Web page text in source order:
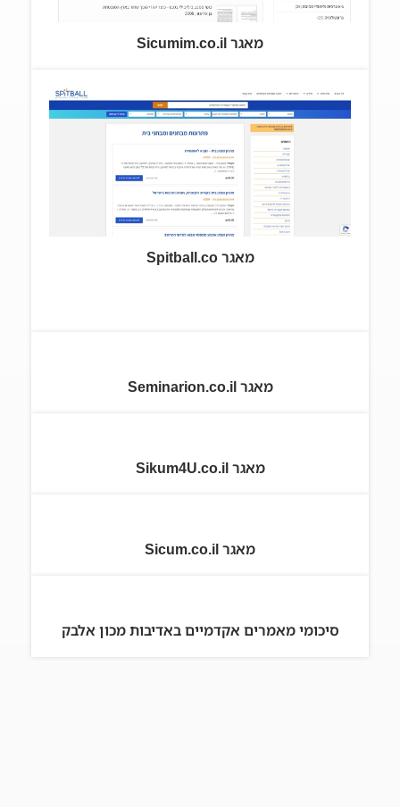
מאגר Sicumim.co.il
מאגר Spitball.co
מאגר Seminarion.co.il
מאגר Sikum4U.co.il
מאגר Sicum.co.il
סיכומי מאמרים אקדמיים באדיבות מכון אלבק